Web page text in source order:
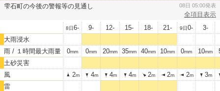
雫石町の今後の警報等の見通し 08日 05:00発表
全項目表示
8日6- 9- 12- 15- 18- 21- 9日0-
3-
大雨浸水
雨 / １時間最大雨量
0mm 0mm 20mm 35mm 40mm 10mm 0mm 10mm
土砂災害
風
2m 4m 4m 4m 2m 2m 2m 3m
雷